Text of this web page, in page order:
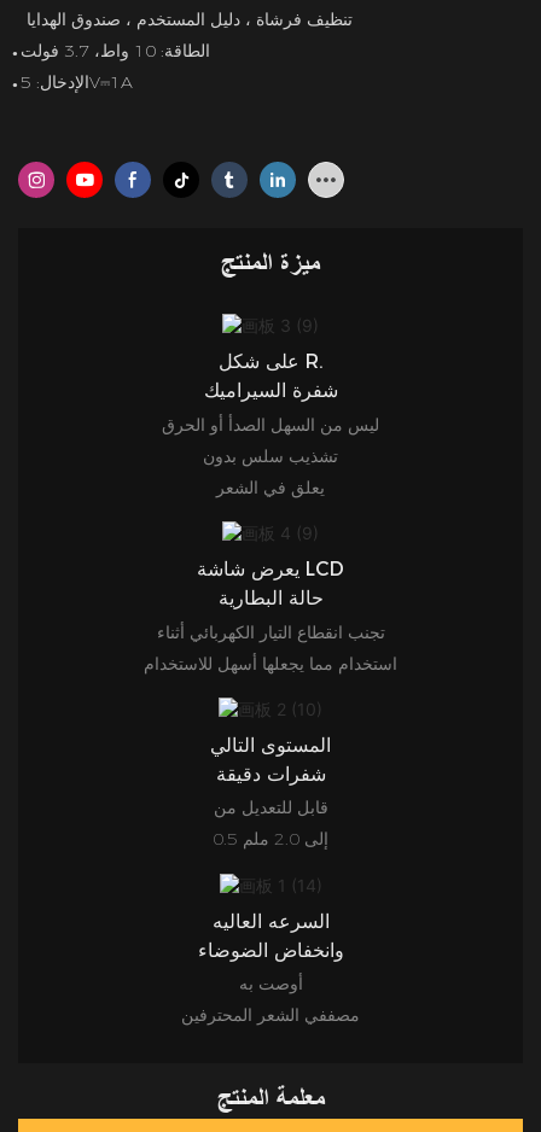
تنظيف فرشاة ، دليل المستخدم ، صندوق الهدايا
●
● الإدخال: 5V⎓1A
ميزة المنتج
على شكل R.
شفرة السيراميك
ليس من السهل الصدأ أو الحرق
تشذيب سلس بدون
يعلق في الشعر
يعرض شاشة LCD
حالة البطارية
تجنب انقطاع التيار الكهربائي أثناء
استخدام مما يجعلها أسهل للاستخدام
المستوى التالي
شفرات دقيقة
قابل للتعديل من
0.5 إلى 2.0 ملم
السرعه العاليه
وانخفاض الضوضاء
أوصت به
مصففي الشعر المحترفين
معلمة المنتج